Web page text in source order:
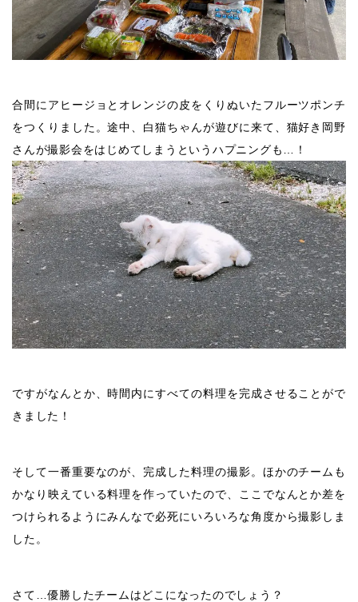
合間にアヒージョとオレンジの皮をくりぬいたフルーツポンチ
をつくりました。途中、白猫ちゃんが遊びに来て、猫好き岡野
さんが撮影会をはじめてしまうというハプニングも…！
ですがなんとか、時間内にすべての料理を完成させることがで
きました！
そして一番重要なのが、完成した料理の撮影。ほかのチームも
かなり映えている料理を作っていたので、ここでなんとか差を
つけられるようにみんなで必死にいろいろな角度から撮影しま
した。
さて…優勝したチームはどこになったのでしょう？